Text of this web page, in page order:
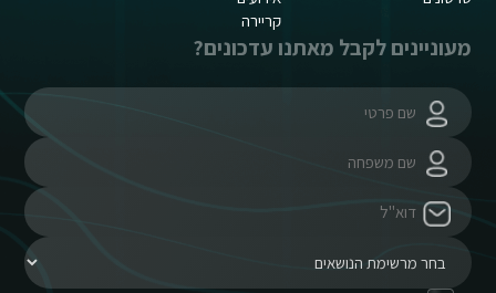
קריירה
מעוניינים לקבל מאתנו עדכונים?